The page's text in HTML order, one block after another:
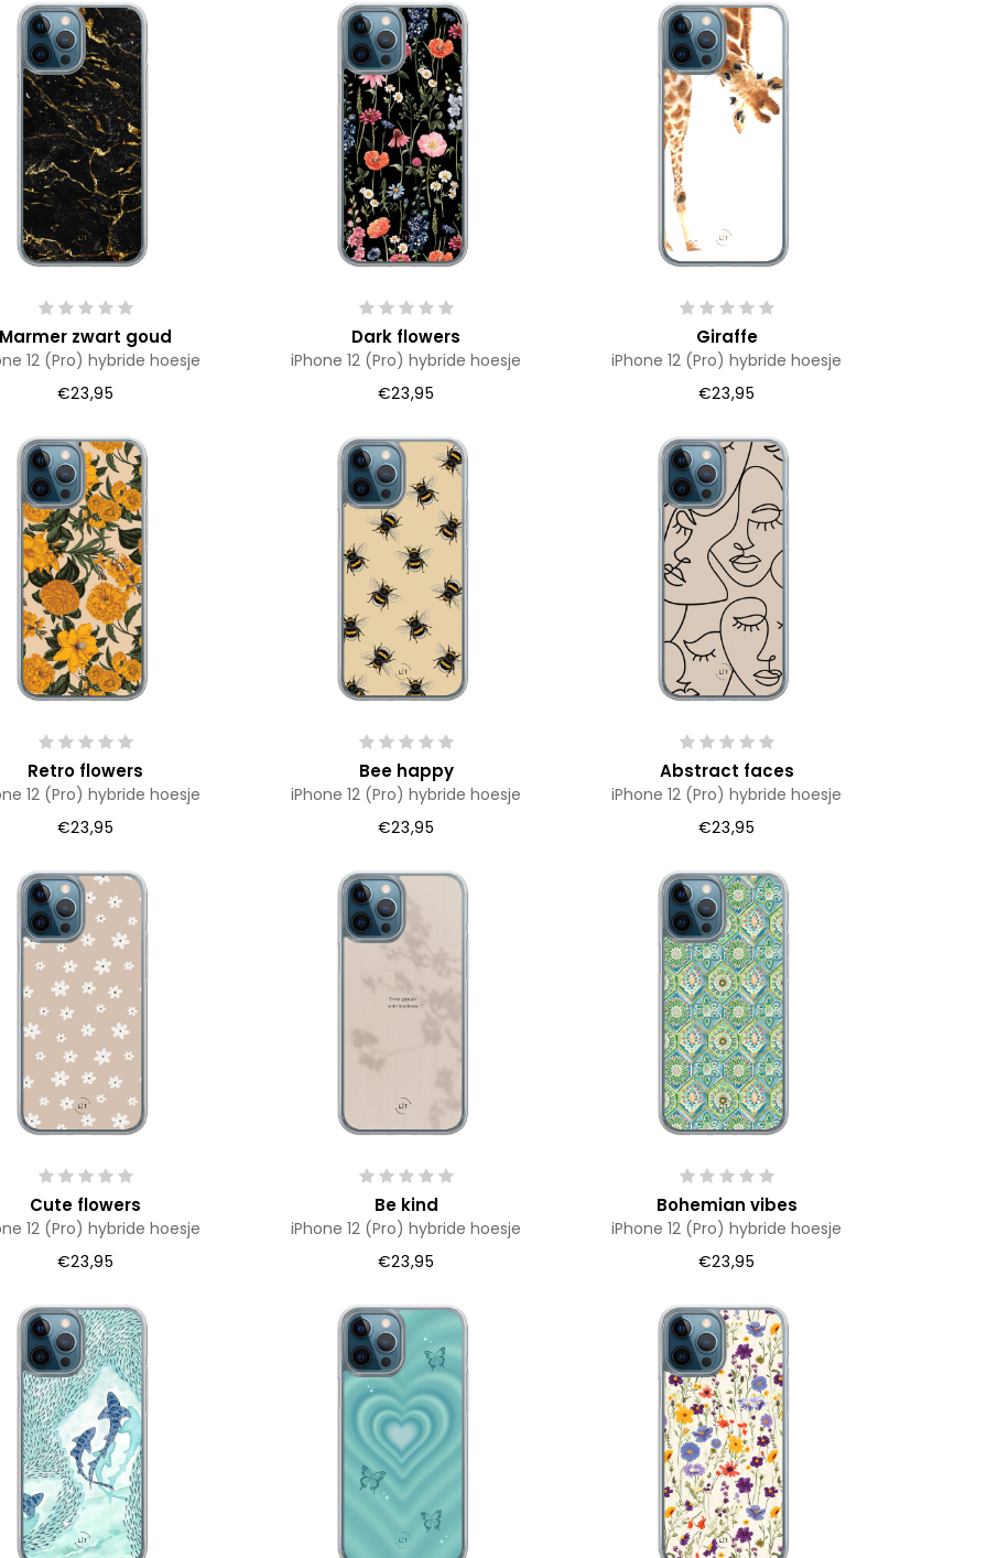
Marmer zwart goud
12 (Pro) hybride hoesje
€23,95
Dark flowers
iPhone 12 (Pro) hybride hoesje
€23,95
Giraffe
iPhone 12 (Pro) hybride hoesje
€23,95
Retro flowers
12 (Pro) hybride hoesje
€23,95
Bee happy
iPhone 12 (Pro) hybride hoesje
€23,95
Abstract faces
iPhone 12 (Pro) hybride hoesje
€23,95
Cute flowers
12 (Pro) hybride hoesje
€23,95
Be kind
iPhone 12 (Pro) hybride hoesje
€23,95
Bohemian vibes
iPhone 12 (Pro) hybride hoesje
€23,95